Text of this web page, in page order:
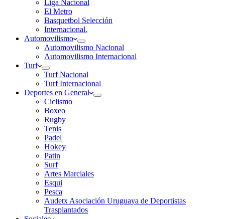
Liga Nacional
El Metro
Basquetbol Selección
Internacional.
Automovilismo
Automovilismo Nacional
Automovilismo Internacional
Turf
Turf Nacional
Turf Internacional
Deportes en General
Ciclismo
Boxeo
Rugby
Tenis
Padel
Hokey
Patin
Surf
Artes Marciales
Esqui
Pesca
Audetx Asociación Uruguaya de Deportistas
Trasplantados